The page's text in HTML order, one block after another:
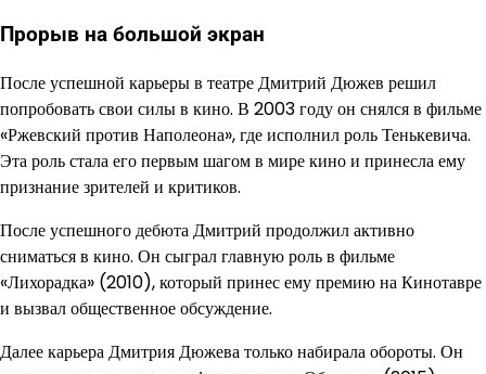
Прорыв на большой экран
После успешной карьеры в театре Дмитрий Дюжев решил
попробовать свои силы в кино. В 2003 году он снялся в фильме
«Ржевский против Наполеона», где исполнил роль Тенькевича.
Эта роль стала его первым шагом в мире кино и принесла ему
признание зрителей и критиков.
После успешного дебюта Дмитрий продолжил активно
сниматься в кино. Он сыграл главную роль в фильме
«Лихорадка» (2010), который принес ему премию на Кинотавре
и вызвал общественное обсуждение.
Далее карьера Дмитрия Дюжева только набирала обороты. Он